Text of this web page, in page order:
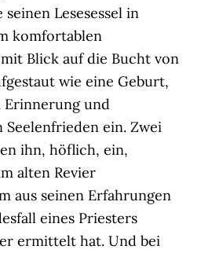
Lesesessel in
komfortablen
mit Blick auf die Bucht von
wie eine Geburt,
und
Seelenfrieden ein. Zwei
ihn, höflich, ein,
alten Revier
aus seinen Erfahrungen
eines Priesters
ermittelt hat. Und bei